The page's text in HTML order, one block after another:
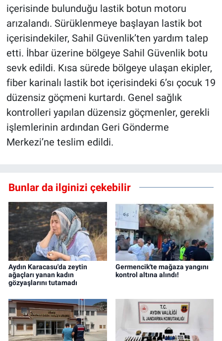
içerisinde bulunduğu lastik botun motoru
arızalandı. Sürüklenmeye başlayan lastik bot
içerisindekiler, Sahil Güvenlik’ten yardım talep
etti. İhbar üzerine bölgeye Sahil Güvenlik botu
sevk edildi. Kısa sürede bölgeye ulaşan ekipler,
fiber karinalı lastik bot içerisindeki 6’sı çocuk 19
düzensiz göçmeni kurtardı. Genel sağlık
kontrolleri yapılan düzensiz göçmenler, gerekli
işlemlerinin ardından Geri Gönderme
Merkezi’ne teslim edildi.
Bunlar da ilginizi çekebilir
Aydın Karacasu'da zeytin
ağaçları yanan kadın
gözyaşlarını tutamadı
Germencik'te mağaza yangını
kontrol altına alındı!